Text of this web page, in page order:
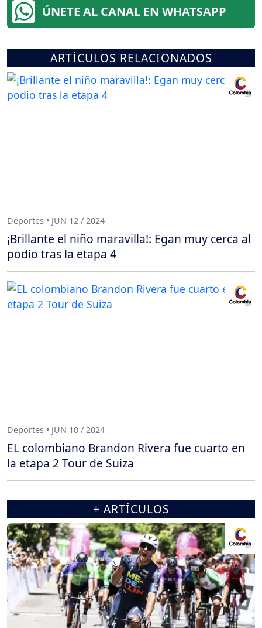
ÚNETE AL CANAL EN WHATSAPP
ARTÍCULOS RELACIONADOS
Deportes • JUN 12 / 2024
¡Brillante el niño maravilla!: Egan muy cerca al
podio tras la etapa 4
Deportes • JUN 10 / 2024
EL colombiano Brandon Rivera fue cuarto en
la etapa 2 Tour de Suiza
+ ARTÍCULOS